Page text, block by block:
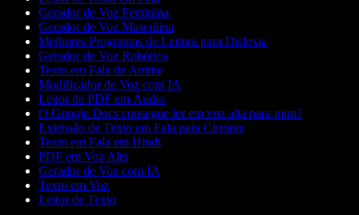
Gerador de Voz Feminina
Gerador de Voz Masculina
Melhores Programas de Leitura para Dislexia
Gerador de Voz Robótica
Texto em Fala de Anime
Modificador de Voz com IA
Leitor de PDF em Áudio
O Google Docs consegue ler em voz alta para mim?
Extensão de Texto em Fala para Chrome
Texto em Fala em Hindi
PDF em Voz Alta
Gerador de Voz com IA
Texto em Voz
Leitor de Texto